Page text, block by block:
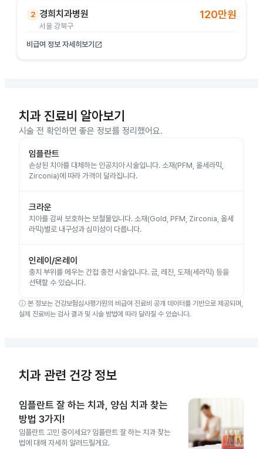
2 경희치과병원
서울 강북구
120만원
비급여 정보 자세히보기 open_in_new
치과 진료비 알아보기
시술 전 확인하면 좋은 정보를 정리했어요.
임플란트
손상된 치아를 대체하는 인공치아 시술입니다. 소재(PFM, 올세라믹,
Zirconia)에 따라 가격이 달라집니다.
크라운
치아를 감싸 보호하는 보철물입니다. 소재(Gold, PFM, Zirconia, 올세
라믹)별로 내구성과 심미성이 다릅니다.
인레이/온레이
충치 부위를 메우는 간접 충전 시술입니다. 금, 레진, 도재(세라믹) 등을
선택할 수 있습니다.
ⓘ 본 정보는 건강보험심사평가원의 비급여 진료비 공개 데이터를 기반으로 제공되며,
실제 진료비는 검사 결과 및 시술 방법에 따라 달라질 수 있습니다.
치과 관련 건강 정보
임플란트 잘 하는 치과, 양심 치과 찾는
방법 3가지!
임플란트 고민 중이세요? 임플란트 잘 하는 치과 찾는
법에 대해 자세히 알려드릴게요.